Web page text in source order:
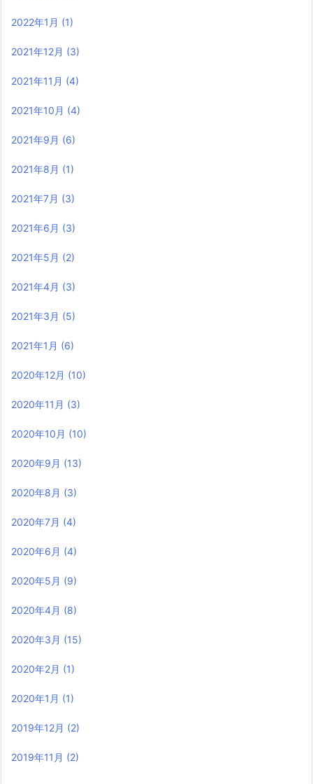
2022年1月 (1)
2021年12月 (3)
2021年11月 (4)
2021年10月 (4)
2021年9月 (6)
2021年8月 (1)
2021年7月 (3)
2021年6月 (3)
2021年5月 (2)
2021年4月 (3)
2021年3月 (5)
2021年1月 (6)
2020年12月 (10)
2020年11月 (3)
2020年10月 (10)
2020年9月 (13)
2020年8月 (3)
2020年7月 (4)
2020年6月 (4)
2020年5月 (9)
2020年4月 (8)
2020年3月 (15)
2020年2月 (1)
2020年1月 (1)
2019年12月 (2)
2019年11月 (2)